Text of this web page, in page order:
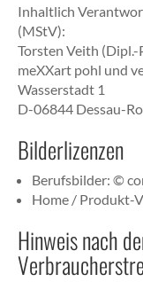
Inhaltlich
(MStV):
Torsten Veith (Dipl.-
meXXart pohl und
Wasserstadt 1
D-06844 Dessau-
Bilderlizenzen
Berufsbilder: ©
Home / Produkt-
Hinweis nach